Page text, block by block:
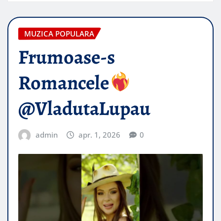
MUZICA POPULARA
Frumoase-s
Romancele
@VladutaLupau​
admin apr. 1, 2026 0